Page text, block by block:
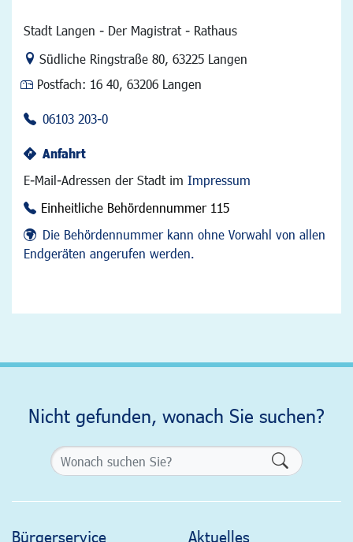
Stadt Langen - Der Magistrat - Rathaus
Link zur Google-Maps Navigation
Südliche Ringstraße 80, 63225 Langen
Postfach: 16 40, 63206 Langen
06103 203-0
Anfahrt
E-Mail-Adressen der Stadt im Impressum
Einheitliche Behördennummer 115
Die Behördennummer kann ohne Vorwahl von allen
Endgeräten angerufen werden.
Nicht gefunden, wonach Sie suchen?
Bürgerservice Aktuelles